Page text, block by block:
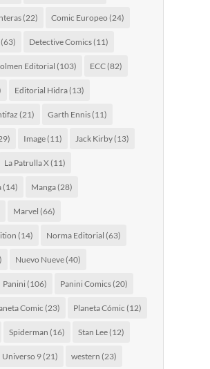
(22) Comic Europeo (24)
(63) Detective Comics(11)
Editorial (103) ECC(82)
Editorial Hidra(13)
(21) Garth Ennis(11)
Image(11) Jack Kirby(13)
La Patrulla X(11)
(14) Manga(28)
Marvel (66)
(14) Norma Editorial (63)
Nuevo Nueve(40)
Panini(106) Panini Comics(20)
Comic (23) Planeta Cómic (12)
Spiderman (16) Stan Lee(12)
Universo 9(21) western (23)